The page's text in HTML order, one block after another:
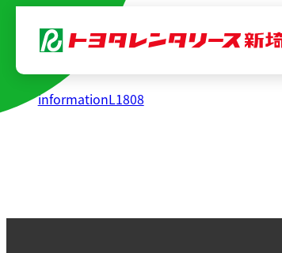
を
キ
informationL1808